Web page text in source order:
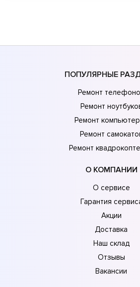
ПОПУЛЯРНЫЕ
Ремонт
Ремонт
Ремонт
Ремонт
Ремонт
О КОМПАНИИ
О сервисе
Гарантия
Акции
Доставка
Наш склад
Отзывы
Вакансии